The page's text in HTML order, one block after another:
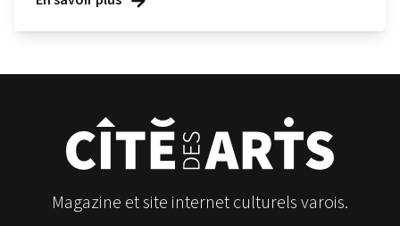
Magazine et site internet culturels varois.